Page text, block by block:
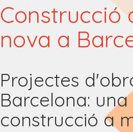
Construcció
nova a
Projectes
Barcelona: una
construcció a